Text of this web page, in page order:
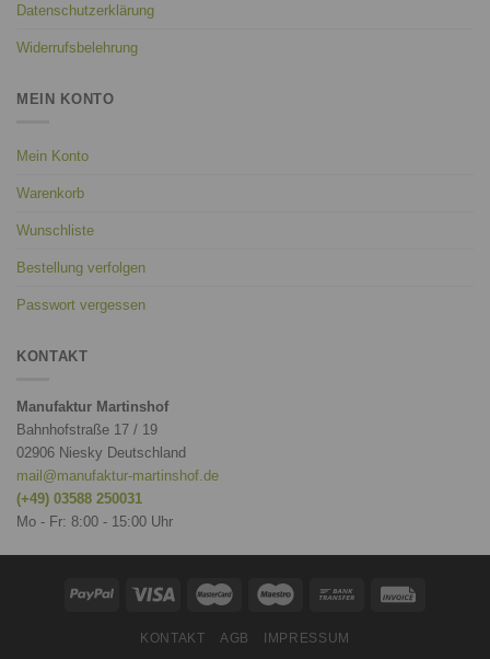
Datenschutzerklärung
Widerrufsbelehrung
MEIN KONTO
Mein Konto
Warenkorb
Wunschliste
Bestellung verfolgen
Passwort vergessen
KONTAKT
Manufaktur Martinshof
Bahnhofstraße 17 / 19
02906 Niesky Deutschland
mail@manufaktur-martinshof.de
(+49) 03588 250031
Mo - Fr: 8:00 - 15:00 Uhr
KONTAKT AGB IMPRESSUM